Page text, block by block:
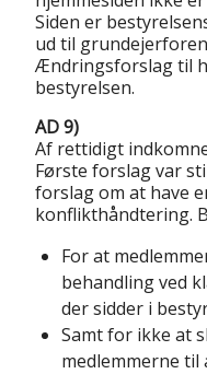
Siden er
ud til
Ændringsforslag til
bestyrelsen.
AD 9)
Af rettidigt
Første forslag var
forslag om at have
konflikthåndtering.
For at
behandling ved
der sidder i
Samt for ikke at
medlemmerne til